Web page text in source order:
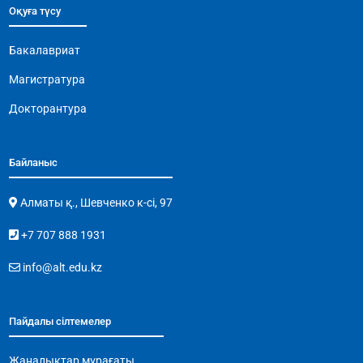
Оқуға түсу
Бакалавриат
Магистратура
Докторантура
Байланыс
Алматы қ., Шевченко к-сі, 97
+7 707 888 1931
info@alt.edu.kz
Пайдалы сілтемелер
Жаңалықтар мұрағаты